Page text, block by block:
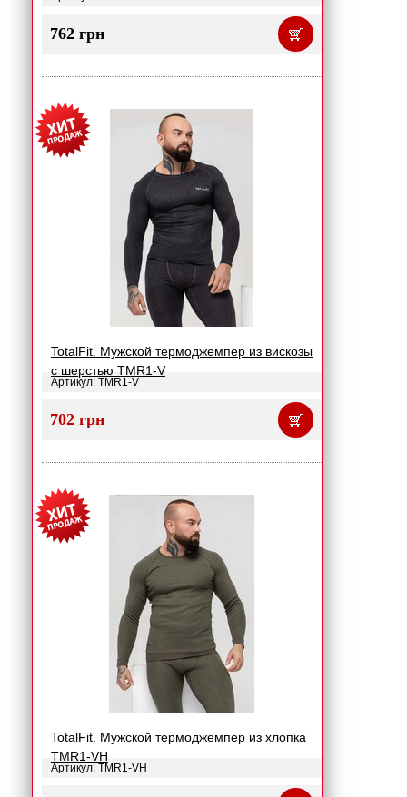
762 грн
TotalFit. Мужской термоджемпер из вискозы
с шерстью TMR1-V
Артикул: TMR1-V
702 грн
TotalFit. Мужской термоджемпер из хлопка
TMR1-VH
Артикул: TMR1-VH